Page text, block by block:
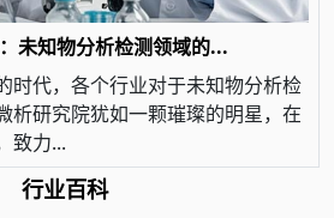
未知物分析检测领域的...
时代，各个行业对于未知物分析检
析研究院犹如一颗璀璨的明星，在
致力...
行业百科